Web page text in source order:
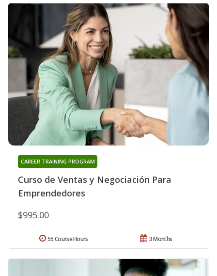
Curso de Ventas y Negociación Para
Emprendedores
CAREER TRAINING PROGRAM
$995.00
3 Months
55 Course Hours